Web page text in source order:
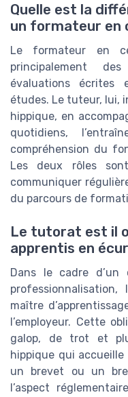
Quelle est la
un formateur en
Le formateur en
principalement
évaluations
études. Le tuteur, lui,
hippique, en
quotidiens,
compréhension du
Les deux rôles
communiquer
du parcours de
Le tutorat est il
apprentis en
Dans le cadre d’un
maître
l’employeur. Cette
galop, de trot et
hippique qui
un brevet ou un
l’aspect